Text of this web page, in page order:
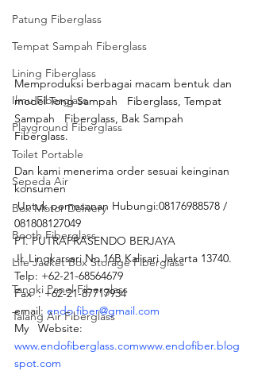
Patung Fiberglass
Tempat Sampah Fiberglass
Lining Fiberglass
Ilmu Fiberglass
Playground Fiberglass
Toilet Portable
Sepeda Air
Box Motor Delivery
Booth Fiberglass
Life Jacket Box Storage Fiberglass
Tangki Panel Fiberglass
Talang Air Fiberglass
Memproduksi berbagai macam bentuk dan
model Tong Sampah   Fiberglass, Tempat
Sampah   Fiberglass, Bak Sampah
Fiberglass.
Dan kami menerima order sesuai keinginan
konsumen
Untuk pemesanan Hubungi:08176988578 /
081808127049
PT. PUTRAPRASENDO BERJAYA
Jl. Lingkarsari No.16B Kalisari Jakarta 13740.
Telp: +62-21-68564679
Fax  : +62-21-87717934
email: endo.fiber@gmail.com
My   Website:
www.endofiberglass.comwww.endofiber.blog
spot.com